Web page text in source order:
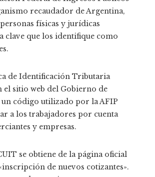
recaudador de Argentina,
físicas y jurídicas
clave que los identifique como
de Identificación Tributaria
el sitio web del Gobierno de
un código utilizado por la AFIP
a los trabajadores por cuenta
y empresas.
se obtiene de la página oficial
de nuevos cotizantes».